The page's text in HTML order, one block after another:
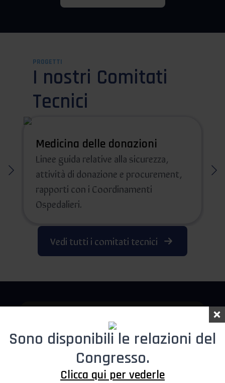
PROGETTI
I nostri Comitati
Tecnici
Medicina delle donazioni
Linee guida relative alla sicurezza,
attività di donazione e procurement,
rapporti con i Coordinamenti
Ospedalieri.
Vedi tutti i comitati tecnici
Sono disponibili le relazioni del
Congresso.
Clicca qui per vederle